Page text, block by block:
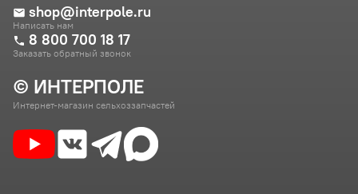
© ИНТЕРПОЛЕ
Интернет-магазин сельхоззапчастей
shop@interpole.ru
Написать нам
8 800 700 18 17
Заказать обратный звонок